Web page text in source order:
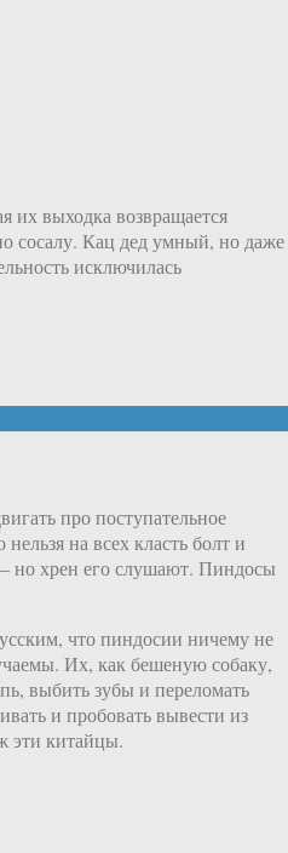
их выходка возвращается
сосалу. Кац дед умный, но даже
исключилась
про поступательное
на всех класть болт и
но хрен его слушают. Пиндосы
что пиндосии ничему не
Их, как бешеную собаку,
выбить зубы и переломать
и пробовать вывести из
эти китайцы.